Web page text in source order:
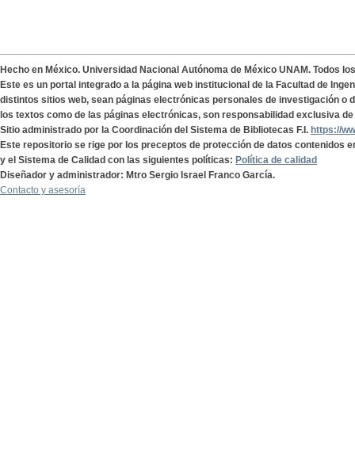
Hecho en México. Universidad Nacional Autónoma de México UNAM. Todos
Este es un portal integrado a la página web institucional de la Facultad de
distintos sitios web, sean páginas electrónicas personales de investigación o
los textos como de las páginas electrónicas, son responsabilidad exclusiva
Sitio administrado por la Coordinación del Sistema de Bibliotecas F.I. https://
Este repositorio se rige por los preceptos de protección de datos contenidos
y el Sistema de Calidad con las siguientes políticas: Política de calidad
Diseñador y administrador: Mtro Sergio Israel Franco García.
Contacto y asesoría